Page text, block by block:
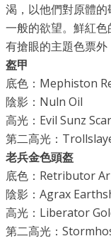
渴，以他們對原體
一般的欲望。鮮紅
有搶眼的主題色票外
盔甲
底色：Mephiston
陰影：Nuln Oil
高光：Evil Sunz
第二高光：
老兵金色頭盔
底色：Retributor
陰影：Agrax
高光：Liberator
第二高光：